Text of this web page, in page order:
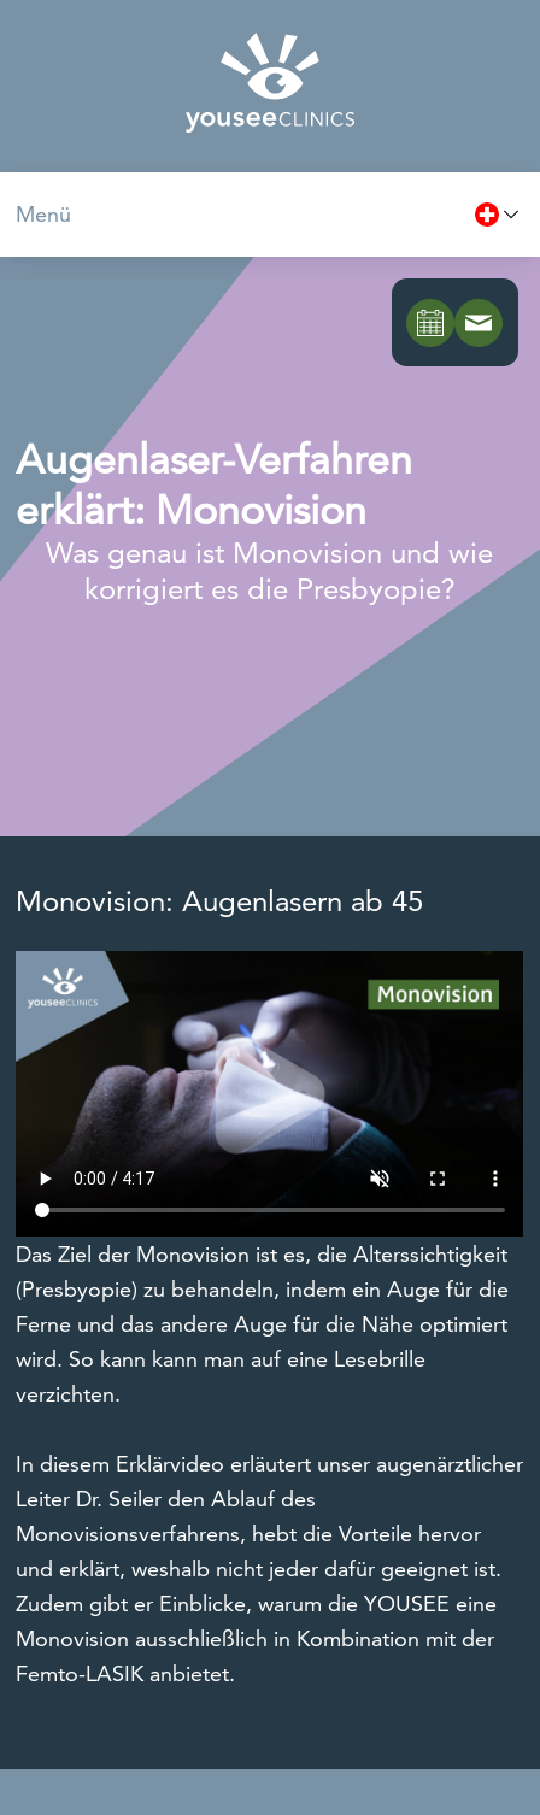
Menü
Augenlaser-Verfahren
erklärt: Monovision
Was genau ist Monovision und wie
korrigiert es die Presbyopie?
Monovision: Augenlasern ab 45
Das Ziel der Monovision ist es, die Alterssichtigkeit
(Presbyopie) zu behandeln, indem ein Auge für die
Ferne und das andere Auge für die Nähe optimiert
wird. So kann kann man auf eine Lesebrille
verzichten.
In diesem Erklärvideo erläutert unser augenärztlicher
Leiter Dr. Seiler den Ablauf des
Monovisionsverfahrens, hebt die Vorteile hervor
und erklärt, weshalb nicht jeder dafür geeignet ist.
Zudem gibt er Einblicke, warum die YOUSEE eine
Monovision ausschließlich in Kombination mit der
Femto-LASIK anbietet.